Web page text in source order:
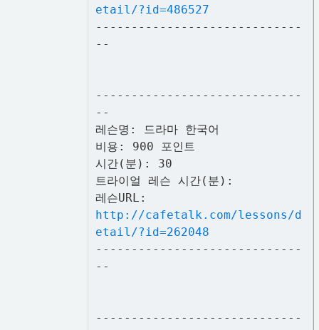
etail/?id=486527
-----------------------------
--
-----------------------------
--
레슨명: 드라마 한국어
비용: 900 포인트
시간(분): 30
트라이얼 레슨 시간(분):
레슨URL:
http://cafetalk.com/lessons/d
etail/?id=262048
-----------------------------
--
-----------------------------